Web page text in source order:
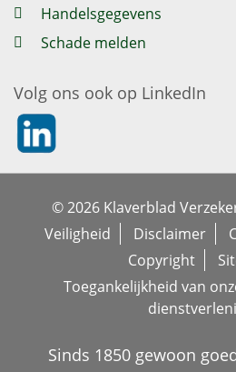
Handelsgegevens
Schade melden
Volg ons ook op LinkedIn
https://nl.linkedin.com/
© 2026 Klaverblad
Veiligheid
Disclaimer
Copyright
Toegankelijkheid van
Sinds 1850 gewoon